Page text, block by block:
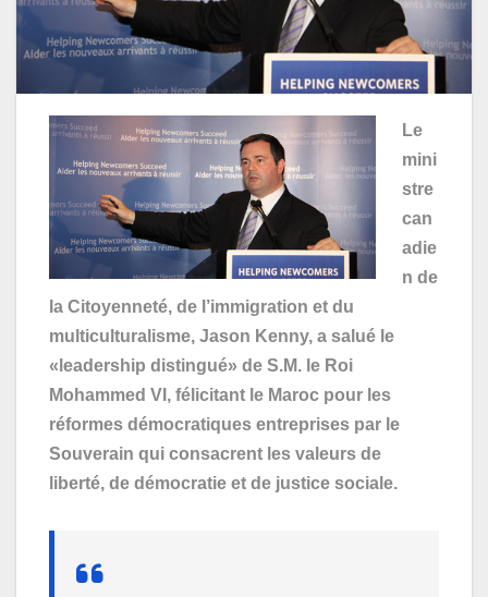
Le
mini
stre
can
adie
n de
la Citoyenneté, de l’immigration et du
multiculturalisme, Jason Kenny, a salué le
«leadership distingué» de S.M. le Roi
Mohammed VI, félicitant le Maroc pour les
réformes démocratiques entreprises par le
Souverain qui consacrent les valeurs de
liberté, de démocratie et de justice sociale.